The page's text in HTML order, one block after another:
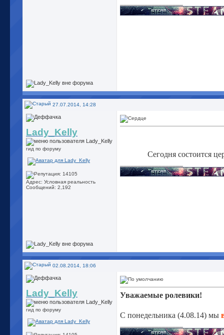
27.07.2014, 14:28
Lady_Kelly
гид по форуму
Адрес: Условная реальность
Сообщений: 2,192
Сегодня состоится
02.08.2014, 18:06
Lady_Kelly
гид по форуму
Уважаемые ролевики!
С понедельника (4.08.14) мы